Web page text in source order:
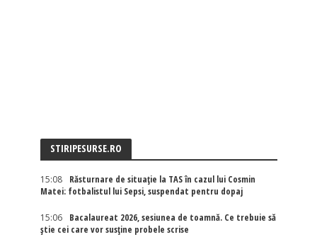
STIRIPESURSE.RO
15:08
Răsturnare de situație la TAS în cazul lui Cosmin
Matei: fotbalistul lui Sepsi, suspendat pentru dopaj
15:06
Bacalaureat 2026, sesiunea de toamnă. Ce trebuie să
știe cei care vor susține probele scrise